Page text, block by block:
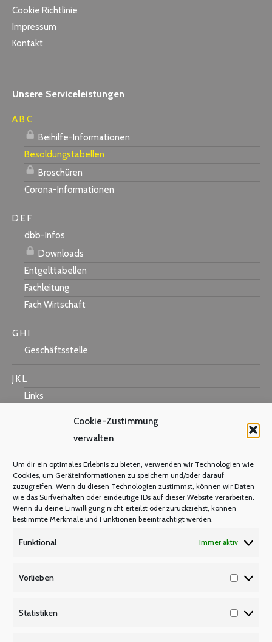
Cookie-Zustimmung
verwalten
Um dir ein optimales Erlebnis zu bieten, verwenden wir Technologien wie
Cookies, um Geräteinformationen zu speichern und/oder darauf
zuzugreifen. Wenn du diesen Technologien zustimmst, können wir Daten
wie das Surfverhalten oder eindeutige IDs auf dieser Website verarbeiten.
Wenn du deine Einwilligung nicht erteilst oder zurückziehst, können
bestimmte Merkmale und Funktionen beeinträchtigt werden.
Funktional Immer aktiv
Vorlieben
Statistiken
Cookie Richtlinie
Impressum
Kontakt
Unsere Serviceleistungen
A B C
Beihilfe-Informationen
Besoldungstabellen
Broschüren
Corona-Informationen
D E F
dbb-Infos
Downloads
Entgelttabellen
Fachleitung
Fach Wirtschaft
G H I
Geschäftsstelle
J K L
Links
Mastercard
Warum Mitglied werden?
Mitgliedsbeitrag
Mitglied werden